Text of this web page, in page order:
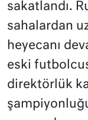
sakatlandı.
sahalardan
heyecanı
eski
direktörlük